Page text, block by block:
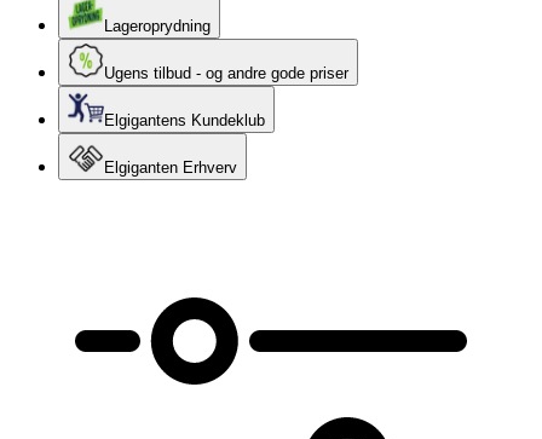
Lageroprydning
Ugens tilbud - og andre gode priser
Elgigantens Kundeklub
Elgiganten Erhverv